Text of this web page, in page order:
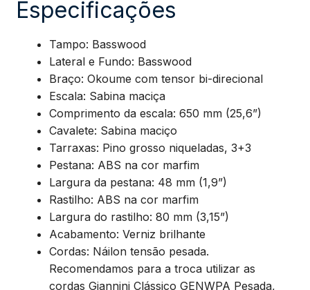
Especificações
Tampo: Basswood
Lateral e Fundo: Basswood
Braço: Okoume com tensor bi-direcional
Escala: Sabina maciça
Comprimento da escala: 650 mm (25,6”)
Cavalete: Sabina maciço
Tarraxas: Pino grosso niqueladas, 3+3
Pestana: ABS na cor marfim
Largura da pestana: 48 mm (1,9”)
Rastilho: ABS na cor marfim
Largura do rastilho: 80 mm (3,15”)
Acabamento: Verniz brilhante
Cordas: Náilon tensão pesada.
Recomendamos para a troca utilizar as
cordas Giannini Clássico GENWPA Pesada,